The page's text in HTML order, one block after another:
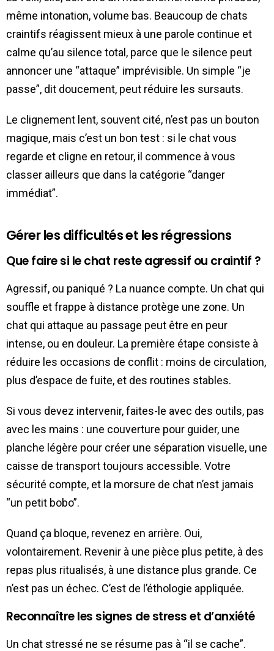
même intonation, volume bas. Beaucoup de chats
craintifs réagissent mieux à une parole continue et
calme qu’au silence total, parce que le silence peut
annoncer une “attaque” imprévisible. Un simple “je
passe”, dit doucement, peut réduire les sursauts.
Le clignement lent, souvent cité, n’est pas un bouton
magique, mais c’est un bon test : si le chat vous
regarde et cligne en retour, il commence à vous
classer ailleurs que dans la catégorie “danger
immédiat”.
Gérer les difficultés et les régressions
Que faire si le chat reste agressif ou craintif ?
Agressif, ou paniqué ? La nuance compte. Un chat qui
souffle et frappe à distance protège une zone. Un
chat qui attaque au passage peut être en peur
intense, ou en douleur. La première étape consiste à
réduire les occasions de conflit : moins de circulation,
plus d’espace de fuite, et des routines stables.
Si vous devez intervenir, faites-le avec des outils, pas
avec les mains : une couverture pour guider, une
planche légère pour créer une séparation visuelle, une
caisse de transport toujours accessible. Votre
sécurité compte, et la morsure de chat n’est jamais
“un petit bobo”.
Quand ça bloque, revenez en arrière. Oui,
volontairement. Revenir à une pièce plus petite, à des
repas plus ritualisés, à une distance plus grande. Ce
n’est pas un échec. C’est de l’éthologie appliquée.
Reconnaître les signes de stress et d’anxiété
Un chat stressé ne se résume pas à “il se cache”.